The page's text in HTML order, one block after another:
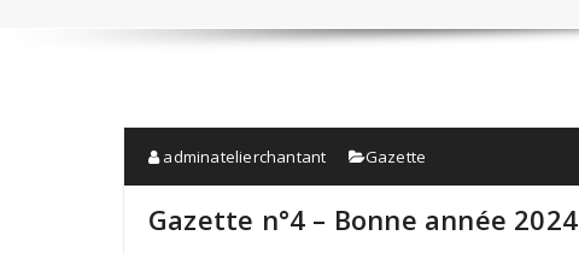
adminatelierchantant Gazette
Gazette n°4 – Bonne année 2024